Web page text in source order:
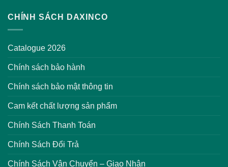
CHÍNH SÁCH DAXINCO
Catalogue 2026
Chính sách bảo hành
Chính sách bảo mật thông tin
Cam kết chất lượng sản phẩm
Chính Sách Thanh Toán
Chính Sách Đổi Trả
Chính Sách Vận Chuyển – Giao Nhận